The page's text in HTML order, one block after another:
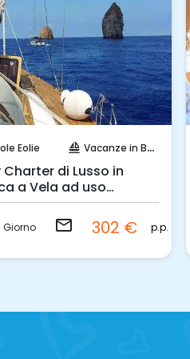
Eolie sailing Vacanze in Barca
Charter di Lusso in
a Vela ad uso
alle Eolie
Giorno email 302 € p.p.